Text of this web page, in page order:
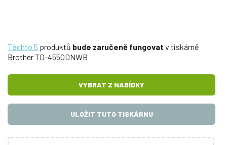
Těchto 5 produktů bude zaručeně fungovat v tiskárně
Brother TD-4550DNWB
VYBRAT Z NABÍDKY
ULOŽIT TUTO TISKÁRNU